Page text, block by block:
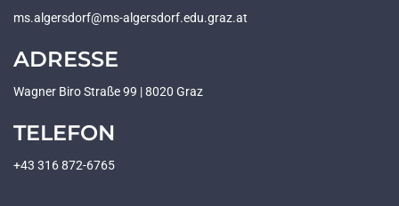
ms.algersdorf@ms-algersdorf.edu.graz.at
ADRESSE
Wagner Biro Straße 99 | 8020 Graz
TELEFON
+43 316 872-6765